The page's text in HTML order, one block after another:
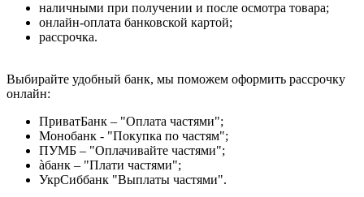
наличными при получении и после осмотра товара;
онлайн-оплата банковской картой;
рассрочка.
Выбирайте удобный банк, мы поможем оформить рассрочку
онлайн:
ПриватБанк – "Оплата частями";
Монобанк - "Покупка по частям";
ПУМБ – "Оплачивайте частями";
àбанк – "Плати частями";
УкрСиббанк "Выплаты частями".